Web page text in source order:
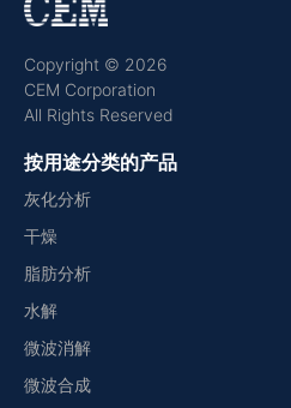
Copyright © 2026
CEM Corporation
All Rights Reserved
按用途分类的产品
灰化分析
干燥
脂肪分析
水解
微波消解
微波合成